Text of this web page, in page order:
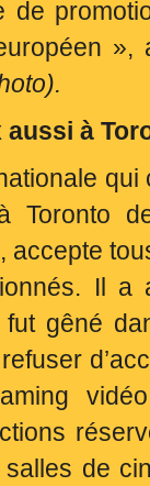
de
à
Toronto
accepte
Il
gêné
de